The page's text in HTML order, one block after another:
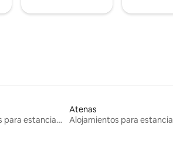
Alojamientos para estancias largas
Atenas